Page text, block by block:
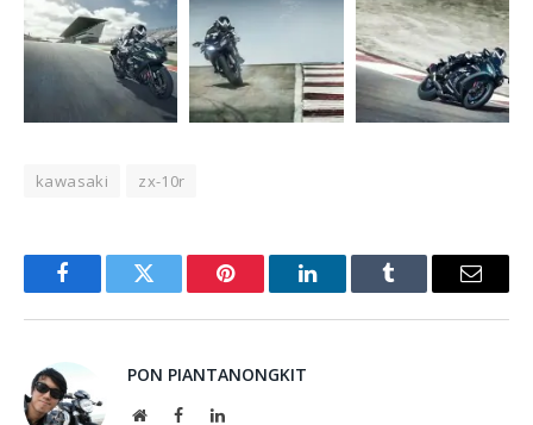
kawasaki zx-10r
FacebookTwitter Pinterest LinkedInTumblr Email
PON PIANTANONGKIT
WebsiteFacebookLinkedIn